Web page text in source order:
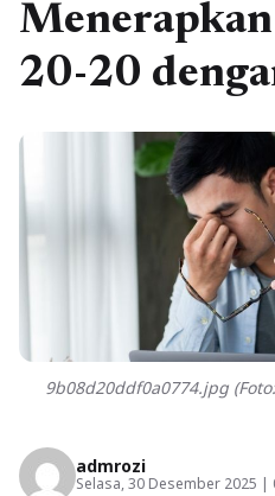
20-20
9b08d20ddf0a0774.jpg
admrozi
Selasa, 30 Desember 2025 |